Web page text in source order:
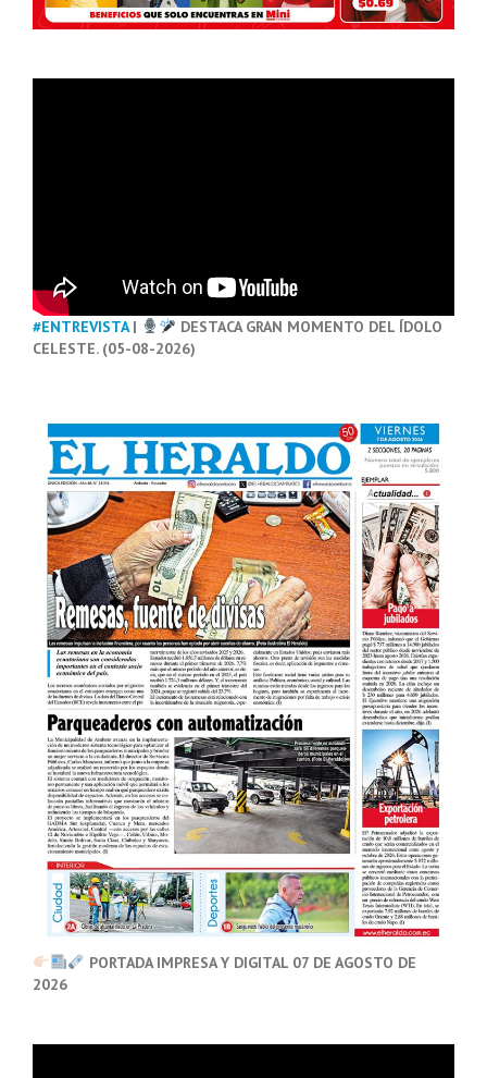
#ENTREVISTA|
DESTACA GRAN MOMENTO DEL ÍDOLO
CELESTE. (05-08-2026)
PORTADA IMPRESA Y DIGITAL 07 DE AGOSTO DE
2026